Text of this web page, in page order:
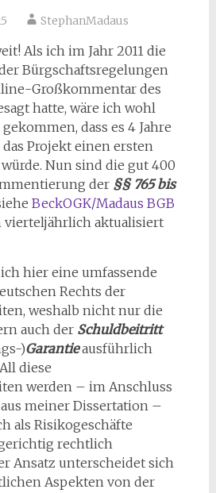
StephanMadaus
Als ich im Jahr 2011 die
Bürgschaftsregelungen
Großkommentar des
hatte, wäre ich wohl
dass es 4 Jahre
Projekt einen ersten
Nun sind die gut 400
der §§ 765 bis
BeckOGK/Madaus BGB
vierteljährlich aktualisiert
hier eine umfassende
Rechts der
weshalb nicht nur die
auch der Schuldbeitritt
)Garantie ausführlich
diese
werden – im Anschluss
meiner Dissertation –
als Risikogeschäfte
rechtlich
Ansatz unterscheidet sich
Aspekten von der